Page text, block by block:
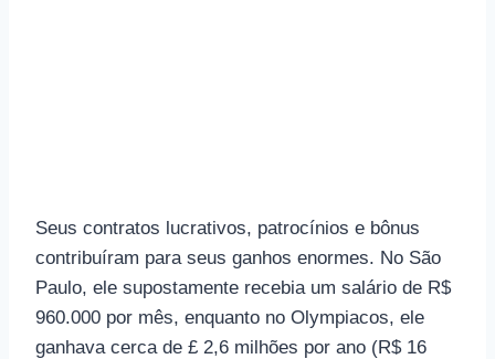
Seus contratos lucrativos, patrocínios e bônus
contribuíram para seus ganhos enormes. No São
Paulo, ele supostamente recebia um salário de R$
960.000 por mês, enquanto no Olympiacos, ele
ganhava cerca de £ 2,6 milhões por ano (R$ 16